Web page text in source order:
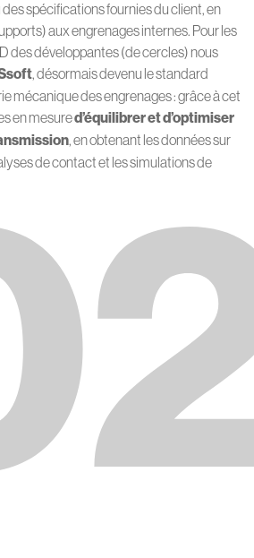
des spécifications fournies du client, en
aux engrenages internes. Pour les
des développantes (de cercles) nous
, désormais devenu le standard
mécanique des engrenages : grâce à cet
en mesured’équilibrer et d’optimiser
, en obtenant les données sur
de contact et les simulations de